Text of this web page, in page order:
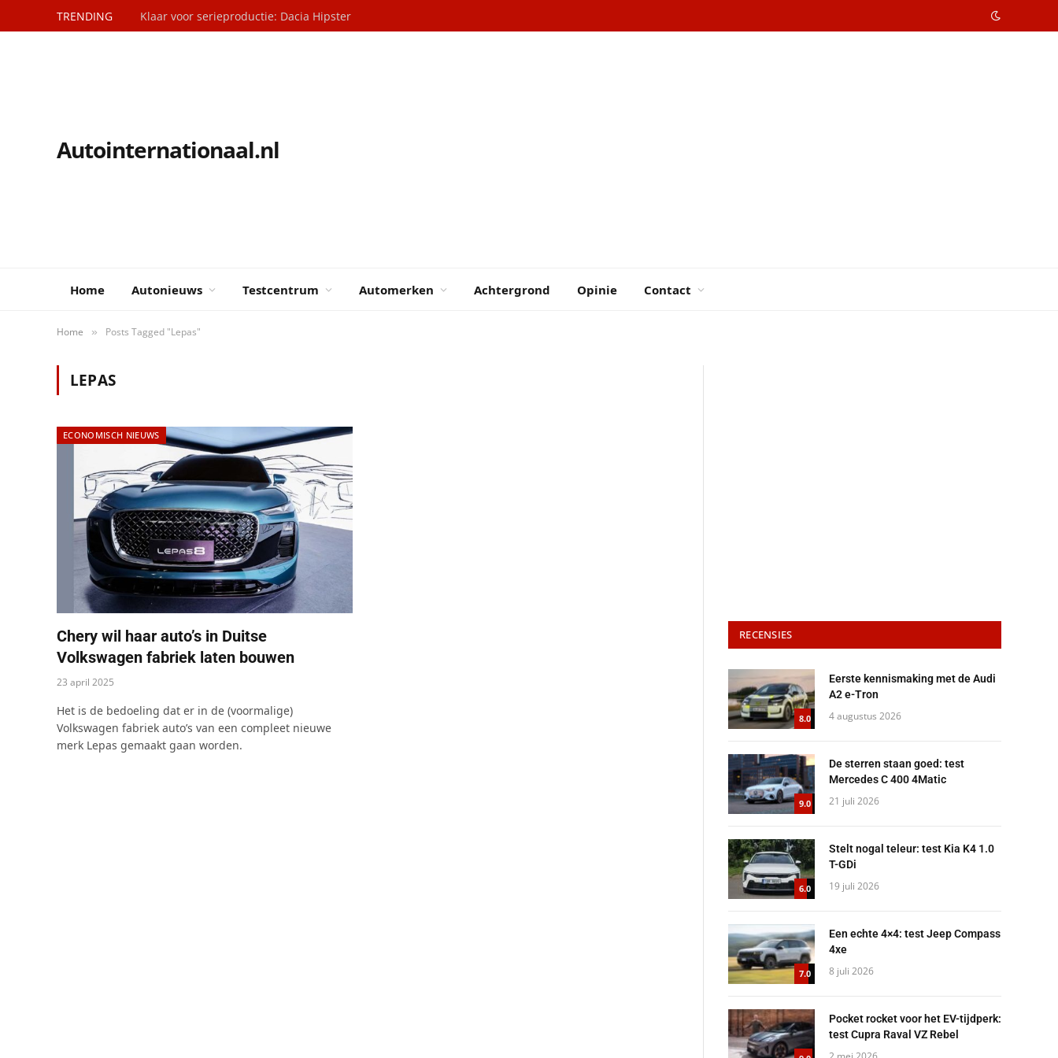
TRENDING Klaar voor serieproductie: Dacia Hipster
Autointernationaal.nl
Home Autonieuws Testcentrum Automerken Achtergrond Opinie Contact
Home » Posts Tagged "Lepas"
LEPAS
ECONOMISCH NIEUWS
Chery wil haar auto’s in Duitse
Volkswagen fabriek laten bouwen
23 april 2025
Het is de bedoeling dat er in de (voormalige)
Volkswagen fabriek auto’s van een compleet nieuwe
merk Lepas gemaakt gaan worden.
RECENSIES
8.0
Eerste kennismaking met de Audi
A2 e-Tron
4 augustus 2026
9.0
De sterren staan goed: test
Mercedes C 400 4Matic
21 juli 2026
6.0
Stelt nogal teleur: test Kia K4 1.0
T-GDi
19 juli 2026
7.0
Een echte 4×4: test Jeep Compass
4xe
8 juli 2026
Pocket rocket voor het EV-tijdperk:
test Cupra Raval VZ Rebel